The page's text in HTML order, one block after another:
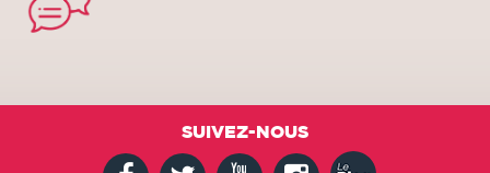
SUIVEZ-NOUS